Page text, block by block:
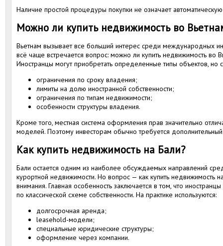
Наличие простой процедуры покупки не означает
Можно ли купить недвижимость во
Вьетнам вызывает все больший интерес среди международных
всё чаще встречается вопрос: можно ли купить недвижимость во
Иностранцы могут приобретать определенные типы объектов, но
ограничения по сроку владения;
лимиты на долю иностранной собственности;
ограничения по типам недвижимости;
особенности структуры владения.
Кроме того, местная система оформления прав значительно
моделей. Поэтому инвесторам обычно требуется
Как купить недвижимость на Бали?
Бали остается одним из наиболее обсуждаемых направлений
курортной недвижимости. Но вопрос — как купить недвижимость
внимания. Главная особенность заключается в том, что
по классической схеме собственности. На практике используются:
долгосрочная аренда;
leasehold-модели;
специальные юридические структуры;
оформление через компании.